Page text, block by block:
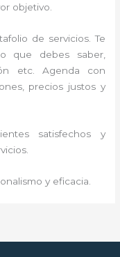
objetivo.
de servicios. Te
que debes saber,
etc. Agenda con
precios justos y
satisfechos y
y eficacia.